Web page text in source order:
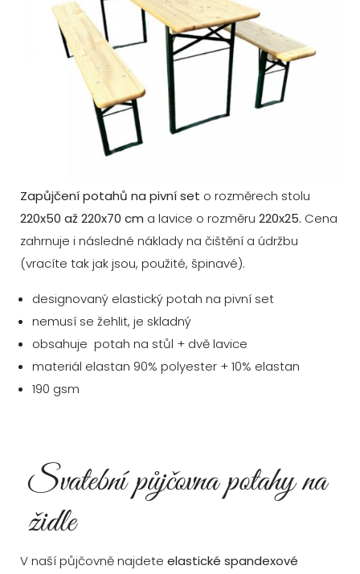
Zapůjčení potahů na pivní set o rozměrech stolu
220x50 až 220x70 cm a lavice o rozměru 220x25. Cena
zahrnuje i následné náklady na čištění a údržbu
(vracíte tak jak jsou, použité, špinavé).
designovaný elastický potah na pivní set
nemusí se žehlit, je skladný
obsahuje potah na stůl + dvě lavice
materiál elastan 90% polyester + 10% elastan
190 gsm
Svatební půjčovna potahy na
židle
V naší půjčovně najdete elastické spandexové